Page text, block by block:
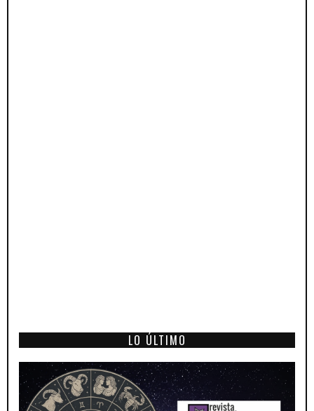
LO ÚLTIMO